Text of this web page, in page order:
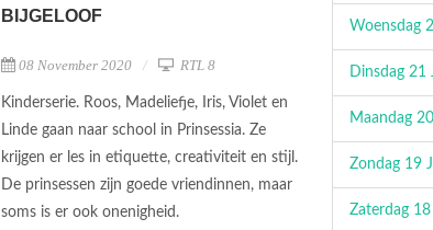
BIJGELOOF
08 November 2020 RTL 8
Kinderserie. Roos, Madeliefje, Iris, Violet en
Linde gaan naar school in Prinsessia. Ze
krijgen er les in etiquette, creativiteit en stijl.
De prinsessen zijn goede vriendinnen, maar
soms is er ook onenigheid.
Woensdag
Dinsdag 21
Maandag
Zondag 19
Zaterdag